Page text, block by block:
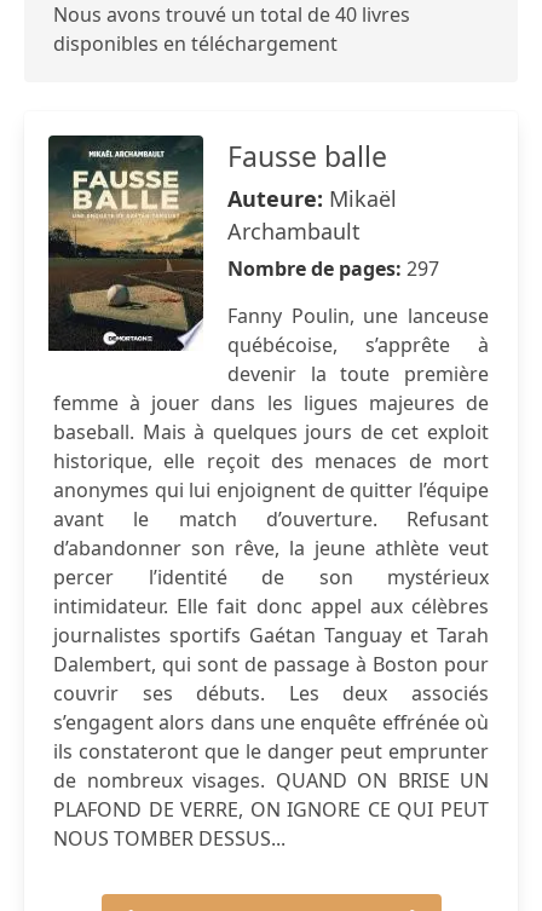
Nous avons trouvé un total de 40 livres
disponibles en téléchargement
Fausse balle
Auteure: Mikaël
Archambault
Nombre de pages: 297
Fanny Poulin, une lanceuse
québécoise, s’apprête à
devenir la toute première
femme à jouer dans les ligues majeures de
baseball. Mais à quelques jours de cet exploit
historique, elle reçoit des menaces de mort
anonymes qui lui enjoignent de quitter l’équipe
avant le match d’ouverture. Refusant
d’abandonner son rêve, la jeune athlète veut
percer l’identité de son mystérieux
intimidateur. Elle fait donc appel aux célèbres
journalistes sportifs Gaétan Tanguay et Tarah
Dalembert, qui sont de passage à Boston pour
couvrir ses débuts. Les deux associés
s’engagent alors dans une enquête effrénée où
ils constateront que le danger peut emprunter
de nombreux visages. QUAND ON BRISE UN
PLAFOND DE VERRE, ON IGNORE CE QUI PEUT
NOUS TOMBER DESSUS...